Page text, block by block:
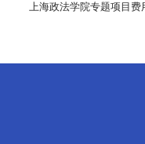
上海政法学院专题项目费